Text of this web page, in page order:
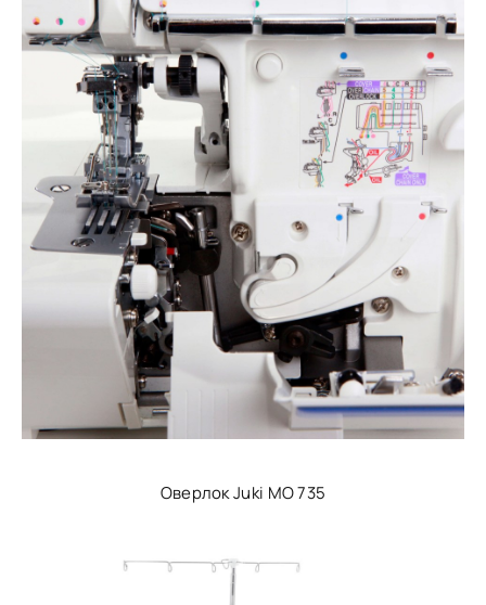
Оверлок Juki МО 735